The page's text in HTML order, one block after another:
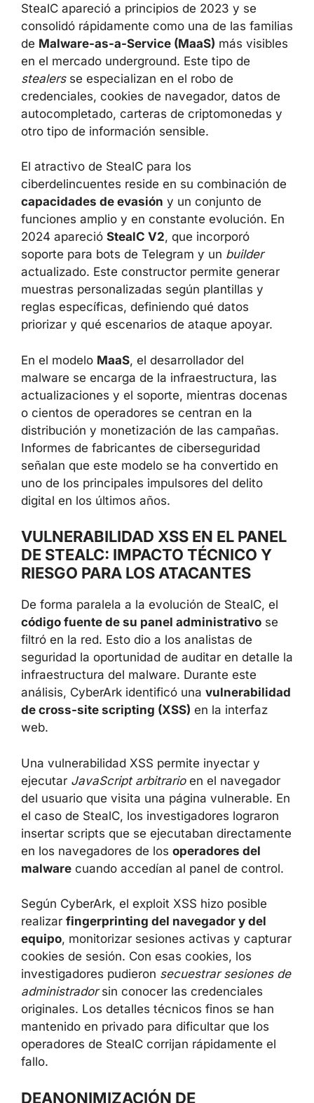
StealC apareció a principios de 2023 y se
consolidó rápidamente como una de las familias
de Malware-as-a-Service (MaaS) más visibles
en el mercado underground. Este tipo de
stealersse especializan en el robo de
credenciales, cookies de navegador, datos de
autocompletado, carteras de criptomonedas y
otro tipo de información sensible.
El atractivo de StealC para los
ciberdelincuentes reside en su combinación de
capacidades de evasión y un conjunto de
funciones amplio y en constante evolución. En
2024 apareció StealC V2, que incorporó
soporte para bots de Telegram y un builder
actualizado. Este constructor permite generar
muestras personalizadas según plantillas y
reglas específicas, definiendo qué datos
priorizar y qué escenarios de ataque apoyar.
En el modelo MaaS, el desarrollador del
malware se encarga de la infraestructura, las
actualizaciones y el soporte, mientras docenas
o cientos de operadores se centran en la
distribución y monetización de las campañas.
Informes de fabricantes de ciberseguridad
señalan que este modelo se ha convertido en
uno de los principales impulsores del delito
digital en los últimos años.
VULNERABILIDAD XSS EN EL PANEL
DE STEALC: IMPACTO TÉCNICO Y
RIESGO PARA LOS ATACANTES
De forma paralela a la evolución de StealC, el
código fuente de su panel administrativo se
filtró en la red. Esto dio a los analistas de
seguridad la oportunidad de auditar en detalle la
infraestructura del malware. Durante este
análisis, CyberArk identificó una vulnerabilidad
de cross-site scripting (XSS) en la interfaz
web.
Una vulnerabilidad XSS permite inyectar y
ejecutar JavaScript arbitrarioen el navegador
del usuario que visita una página vulnerable. En
el caso de StealC, los investigadores lograron
insertar scripts que se ejecutaban directamente
en los navegadores de los operadores del
malware cuando accedían al panel de control.
Según CyberArk, el exploit XSS hizo posible
realizar fingerprinting del navegador y del
equipo, monitorizar sesiones activas y capturar
cookies de sesión. Con esas cookies, los
investigadores pudieron secuestrar sesiones de
administradorsin conocer las credenciales
originales. Los detalles técnicos finos se han
mantenido en privado para dificultar que los
operadores de StealC corrijan rápidamente el
fallo.
DEANONIMIZACIÓN DE